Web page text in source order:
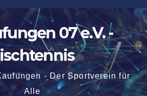
07 e.V. -
- Der Sportverein für
Alle